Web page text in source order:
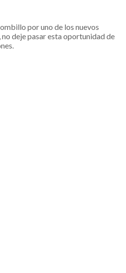
por uno de los nuevos
deje pasar esta oportunidad de